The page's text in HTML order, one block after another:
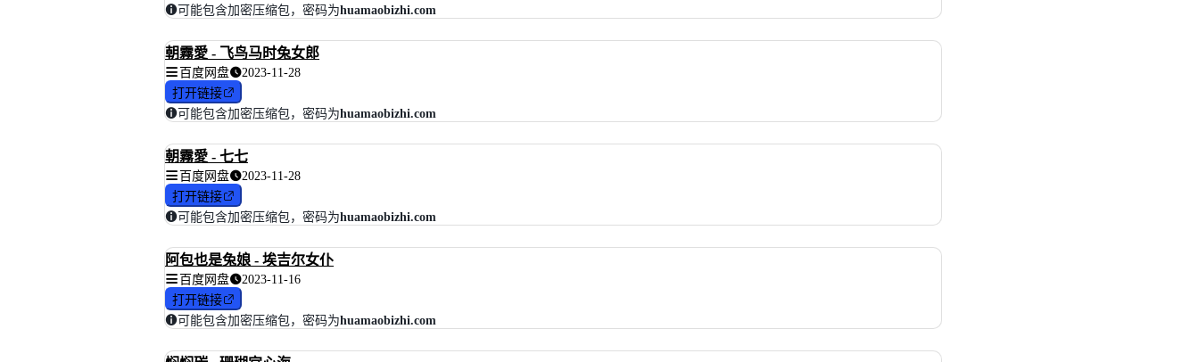
可能包含加密压缩包，密码为huamaobizhi.com
朝霧愛 - 飞鸟马时兔女郎
百度网盘 2023-11-28
打开链接
可能包含加密压缩包，密码为huamaobizhi.com
朝霧愛 - 七七
百度网盘 2023-11-28
打开链接
可能包含加密压缩包，密码为huamaobizhi.com
阿包也是兔娘 - 埃吉尔女仆
百度网盘 2023-11-16
打开链接
可能包含加密压缩包，密码为huamaobizhi.com